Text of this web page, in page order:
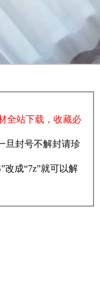
全站下载，收藏必
旦封号不解封请珍
改成“7z”就可以解